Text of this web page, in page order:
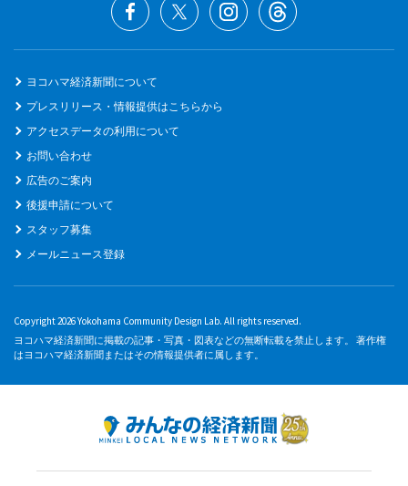
ヨコハマ経済新聞について
プレスリリース・情報提供はこちらから
アクセスデータの利用について
お問い合わせ
広告のご案内
後援申請について
スタッフ募集
メールニュース登録
Copyright 2026 Yokohama Community Design Lab. All rights reserved.
ヨコハマ経済新聞に掲載の記事・写真・図表などの無断転載を禁止します。 著作権
はヨコハマ経済新聞またはその情報提供者に属します。